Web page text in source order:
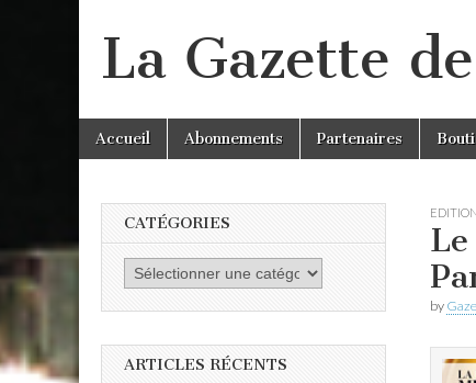
La Gazette
Main
menu
Skip
Accueil Abonnements Partenaires
by
CATÉGORIES
Catégories
ARTICLES RÉCENTS